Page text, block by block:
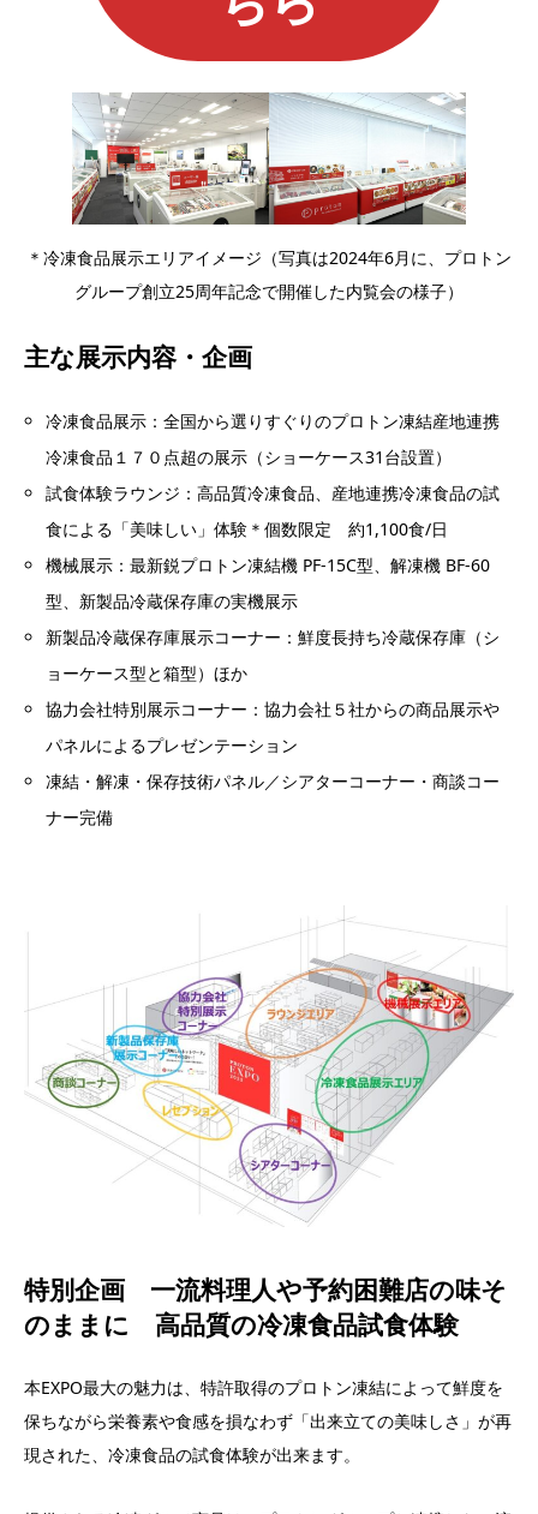
＊冷凍食品展示エリアイメージ（写真は2024年6月に、プロトン
グループ創立25周年記念で開催した内覧会の様子）
主な展示内容・企画
冷凍食品展示：全国から選りすぐりのプロトン凍結産地連携
冷凍食品１７０点超の展示（ショーケース31台設置）​
試食体験ラウンジ：高品質冷凍食品、産地連携冷凍食品の試
食による「美味しい」体験＊個数限定 約1,100食/日​
機械展示：最新鋭プロトン凍結機 PF-15C型、解凍機 BF-60
型、新製品冷蔵保存庫の実機展示​
新製品冷蔵保存庫展示コーナー：鮮度長持ち冷蔵保存庫（シ
ョーケース型と箱型）ほか​
協力会社特別展示コーナー：協力会社５社からの商品展示や
パネルによるプレゼンテーション​
凍結・解凍・保存技術パネル／シアターコーナー・商談コー
ナー完備
特別企画 ​一流料理人や予約困難店の味そ
のままに ​高品質の冷凍食品試食体験
本EXPO最大の魅力は、特許取得のプロトン凍結によって鮮度を
保ちながら栄養素や食感を損なわず「出来立ての美味しさ」が再
現された、冷凍食品の試食体験が出来ます。​